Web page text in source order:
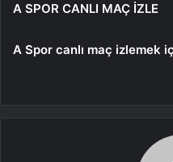
A SPOR CANLI MAÇ İZLE
A Spor canlı maç izlemek